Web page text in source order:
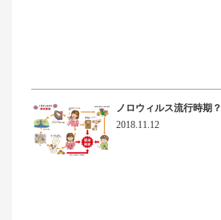
ノロウィルス流行時期？
2018.11.12